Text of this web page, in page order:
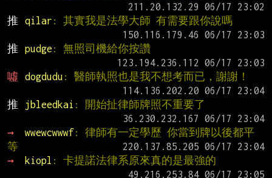
推
qilar : 其實我是法學大師 有需要跟你說嗎
推
pudge : 無照司機給你按讚
噓
dogdudu : 醫師執照也是我不想考而已，謝謝！
推
jbleedkai : 開始扯律師牌照不重要了
→
wwewcwwwf: 律師有一定學歷 你當到牌以後都平
等
→
kiopl : 卡提諾法律系原來真的是最強的